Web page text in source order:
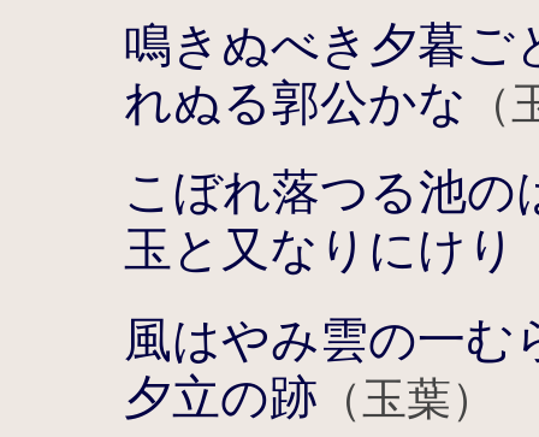
鳴きぬべき夕暮ご
れぬる郭公かな
こぼれ落つる池の
玉と又なりにけり
風はやみ雲の一む
夕立の跡 （玉葉）